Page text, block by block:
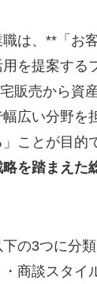
は、**「お
を提案する
販売から資
広い分野を
ことが目的
を踏まえた
の3つに分
商談スタイ